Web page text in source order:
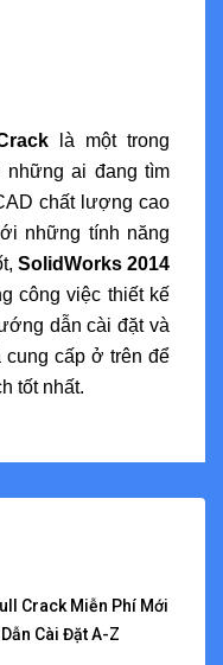
là một trong
những ai đang tìm
chất lượng cao
những tính năng
SolidWorks 2014
công việc thiết kế
dẫn cài đặt và
cung cấp ở trên để
tốt nhất.
Crack Miễn Phí Mới
Cài Đặt A-Z